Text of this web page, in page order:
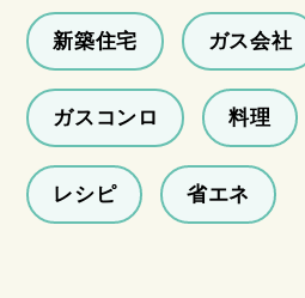
新築住宅 ガス会社
ガスコンロ 料理
レシピ 省エネ